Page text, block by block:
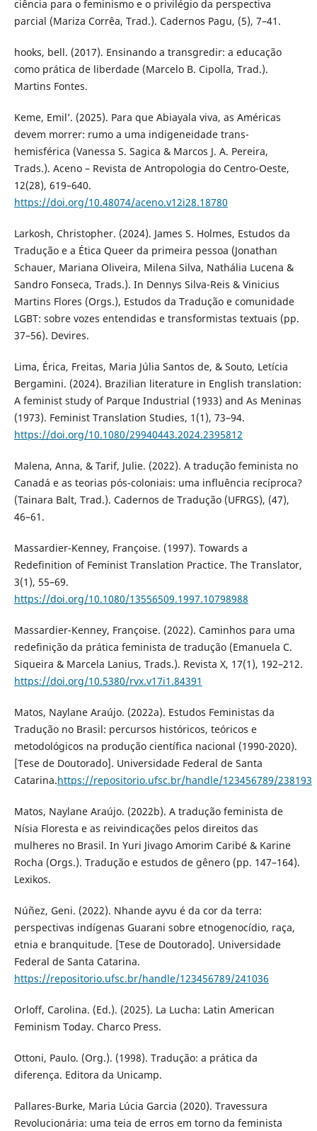
ciência para o feminismo e o privilégio da perspectiva
parcial (Mariza Corrêa, Trad.). Cadernos Pagu, (5), 7–41.
hooks, bell. (2017). Ensinando a transgredir: a educação
como prática de liberdade (Marcelo B. Cipolla, Trad.).
Martins Fontes.
Keme, Emil’. (2025). Para que Abiayala viva, as Américas
devem morrer: rumo a uma indigeneidade trans-
hemisférica (Vanessa S. Sagica & Marcos J. A. Pereira,
Trads.). Aceno – Revista de Antropologia do Centro-Oeste,
12(28), 619–640.
https://doi.org/10.48074/aceno.v12i28.18780
Larkosh, Christopher. (2024). James S. Holmes, Estudos da
Tradução e a Ética Queer da primeira pessoa (Jonathan
Schauer, Mariana Oliveira, Milena Silva, Nathália Lucena &
Sandro Fonseca, Trads.). In Dennys Silva-Reis & Vinicius
Martins Flores (Orgs.), Estudos da Tradução e comunidade
LGBT: sobre vozes entendidas e transformistas textuais (pp.
37–56). Devires.
Lima, Érica, Freitas, Maria Júlia Santos de, & Souto, Letícia
Bergamini. (2024). Brazilian literature in English translation:
A feminist study of Parque Industrial (1933) and As Meninas
(1973). Feminist Translation Studies, 1(1), 73–94.
https://doi.org/10.1080/29940443.2024.2395812
Malena, Anna, & Tarif, Julie. (2022). A tradução feminista no
Canadá e as teorias pós-coloniais: uma influência recíproca?
(Tainara Balt, Trad.). Cadernos de Tradução (UFRGS), (47),
46–61.
Massardier-Kenney, Françoise. (1997). Towards a
Redefinition of Feminist Translation Practice. The Translator,
3(1), 55–69.
https://doi.org/10.1080/13556509.1997.10798988
Massardier-Kenney, Françoise. (2022). Caminhos para uma
redefinição da prática feminista de tradução (Emanuela C.
Siqueira & Marcela Lanius, Trads.). Revista X, 17(1), 192–212.
https://doi.org/10.5380/rvx.v17i1.84391
Matos, Naylane Araújo. (2022a). Estudos Feministas da
Tradução no Brasil: percursos históricos, teóricos e
metodológicos na produção científica nacional (1990-2020).
[Tese de Doutorado]. Universidade Federal de Santa
Catarina.https://repositorio.ufsc.br/handle/123456789/238193
Matos, Naylane Araújo. (2022b). A tradução feminista de
Nísia Floresta e as reivindicações pelos direitos das
mulheres no Brasil. In Yuri Jivago Amorim Caribé & Karine
Rocha (Orgs.). Tradução e estudos de gênero (pp. 147–164).
Lexikos.
Núñez, Geni. (2022). Nhande ayvu é da cor da terra:
perspectivas indígenas Guarani sobre etnogenocídio, raça,
etnia e branquitude. [Tese de Doutorado]. Universidade
Federal de Santa Catarina.
https://repositorio.ufsc.br/handle/123456789/241036
Orloff, Carolina. (Ed.). (2025). La Lucha: Latin American
Feminism Today. Charco Press.
Ottoni, Paulo. (Org.). (1998). Tradução: a prática da
diferença. Editora da Unicamp.
Pallares-Burke, Maria Lúcia Garcia (2020). Travessura
Revolucionária: uma teia de erros em torno da feminista